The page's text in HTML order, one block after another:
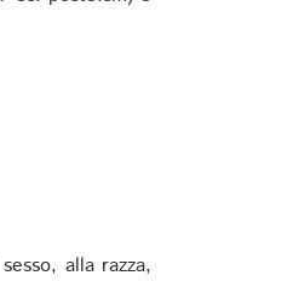
alla razza,